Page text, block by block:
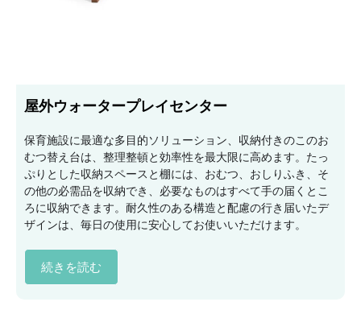
屋外ウォータープレイセンター
保育施設に最適な多目的ソリューション、収納付きのこのお
むつ替え台は、整理整頓と効率性を最大限に高めます。たっ
ぷりとした収納スペースと棚には、おむつ、おしりふき、そ
の他の必需品を収納でき、必要なものはすべて手の届くとこ
ろに収納できます。耐久性のある構造と配慮の行き届いたデ
ザインは、毎日の使用に安心してお使いいただけます。
続きを読む